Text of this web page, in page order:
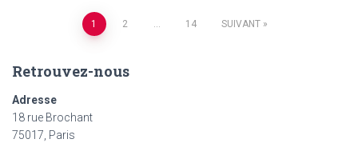
Navigation
des
articles
1 2 … 14 SUIVANT
Retrouvez-nous
Adresse
18 rue Brochant
75017, Paris